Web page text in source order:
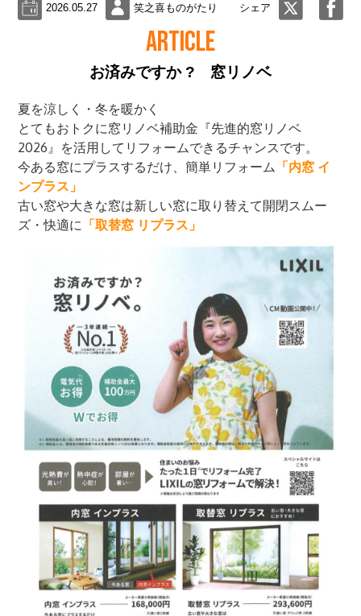
2026.05.27 笑之喜ものがたり シェア
ARTICLE
お済みですか ? 窓リノベ